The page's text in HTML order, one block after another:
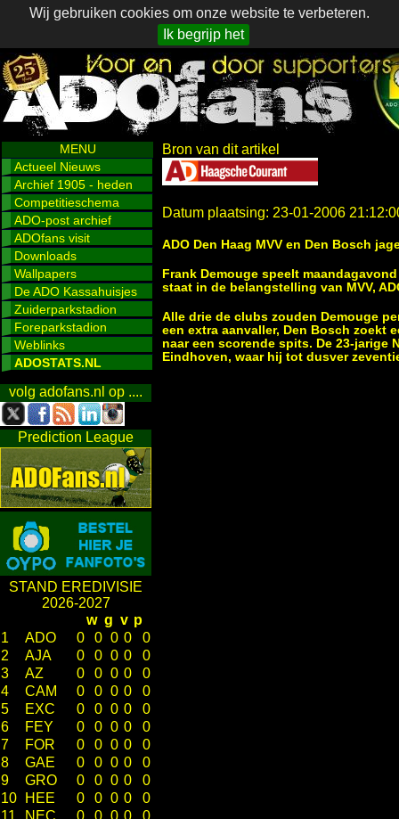
Wij gebruiken cookies om onze website te verbeteren.
Ik begrijp het
MENU
Actueel Nieuws
Archief 1905 - heden
Competitieschema
ADO-post archief
ADOfans visit
Downloads
Wallpapers
De ADO Kassahuisjes
Zuiderparkstadion
Foreparkstadion
Weblinks
ADOSTATS.NL
volg adofans.nl op ....
Prediction League
STAND EREDIVISIE
2026-2027
w g v p
1
ADO 0 0 0 0
0
2
AJA 0 0 0 0
0
3
AZ 0 0 0 0
0
4
CAM 0 0 0 0
0
5
EXC 0 0 0 0
0
6
FEY 0 0 0 0
0
7
FOR 0 0 0 0
0
8
GAE 0 0 0 0
0
9
GRO 0 0 0 0
0
10
HEE 0 0 0 0
0
Bron van dit artikel
Datum plaatsing: 23-01-2006
ADO Den Haag MVV en Den Bosch
Frank Demouge speelt
staat in de belangstelling van MVV,
Alle drie de clubs zouden Demouge
een extra aanvaller, Den Bosch zoekt
naar een scorende spits. De 23-jarige
Eindhoven, waar hij tot dusver